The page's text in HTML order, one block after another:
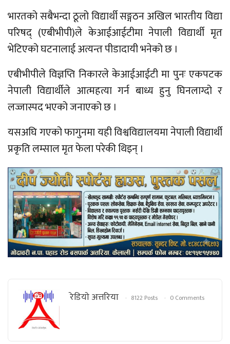
भारतको सबैभन्दा ठूलो विद्यार्थी सङ्गठन अखिल भारतीय विद्या
परिषद् (एबीभीपी)ले केआईआईटीमा नेपाली विद्यार्थी मृत
भेटिएको घटनालाई अत्यन्त पीडादायी भनेको छ ।
एबीभीपीले विज्ञप्ति निकारले केआईआईटी मा पुनः एकपटक
नेपाली विद्यार्थीले आत्महत्या गर्न बाध्य हुनु घिनलाग्दो र
लज्जास्पद भएको जनाएको छ ।
यसअघि गएको फागुनमा यही विश्वविद्यालयमा नेपाली विद्यार्थी
प्रकृति लम्साल मृत फेला परेकी थिइन् ।
रेडियाे अत्तरिया 8122 Posts 0 Comments